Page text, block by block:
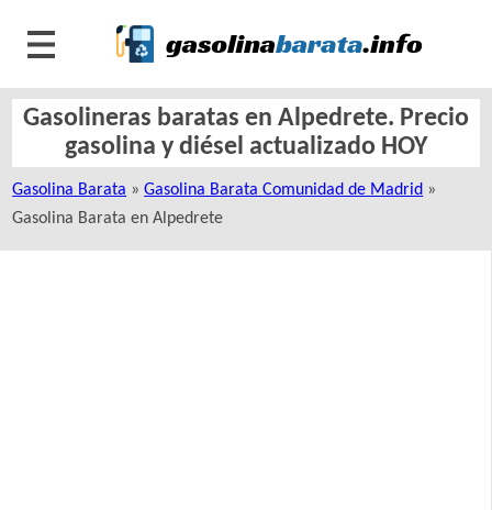
Gasolineras baratas en Alpedrete. Precio
gasolina y diésel actualizado HOY
Gasolina Barata »Gasolina Barata Comunidad de Madrid »
Gasolina Barata en Alpedrete